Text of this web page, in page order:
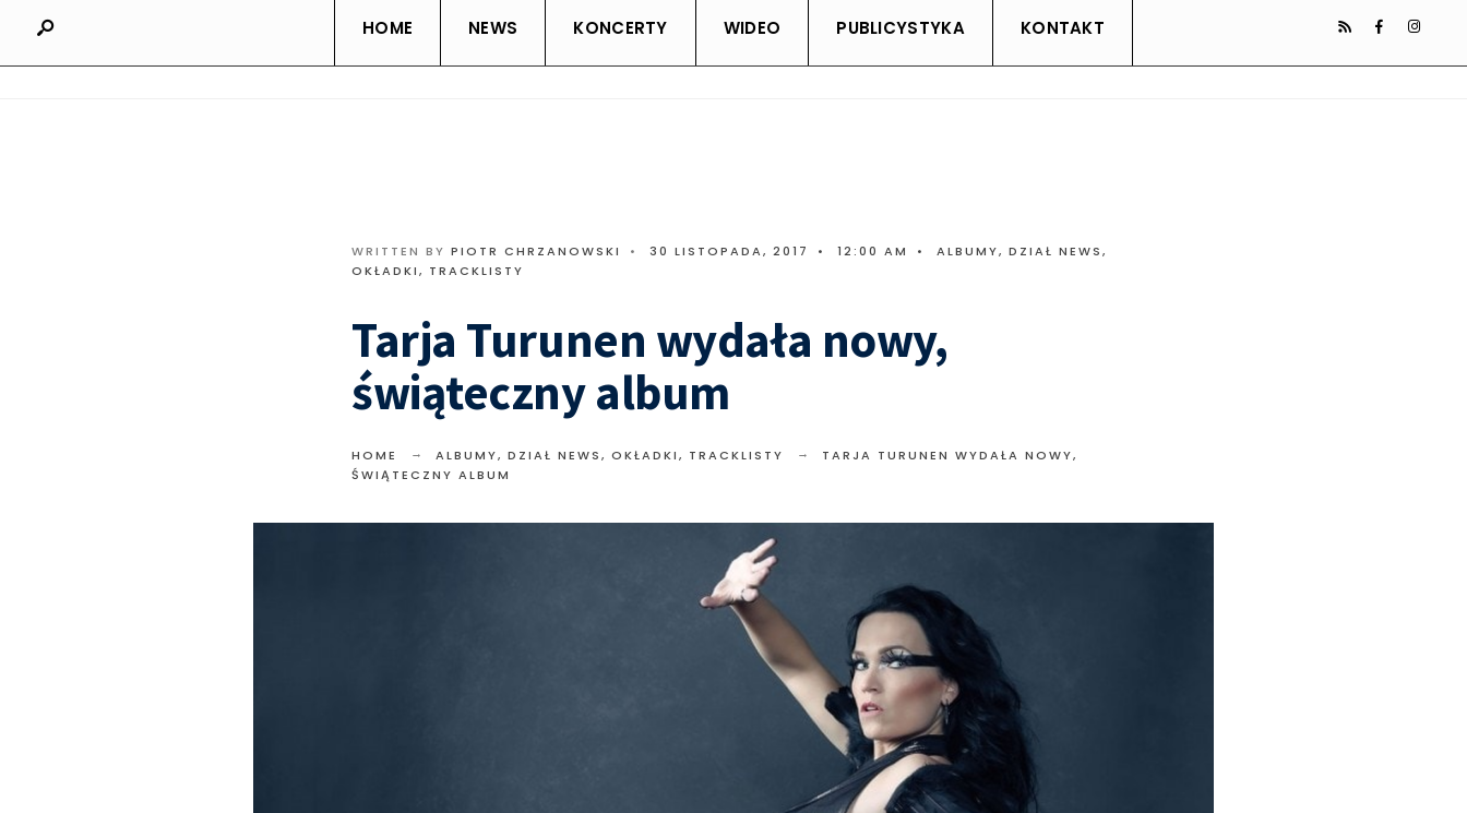
HOME NEWS KONCERTY WIDEO PUBLICYSTYKA KONTAKT
WRITTEN BY PIOTR CHRZANOWSKI • 30 LISTOPADA, 2017 • 12:00 AM • ALBUMY, DZIAŁ NEWS,
OKŁADKI, TRACKLISTY
Tarja Turunen wydała nowy,
świąteczny album
HOME ALBUMY, DZIAŁ NEWS, OKŁADKI, TRACKLISTY
TARJA TURUNEN WYDAŁA NOWY,
ŚWIĄTECZNY ALBUM